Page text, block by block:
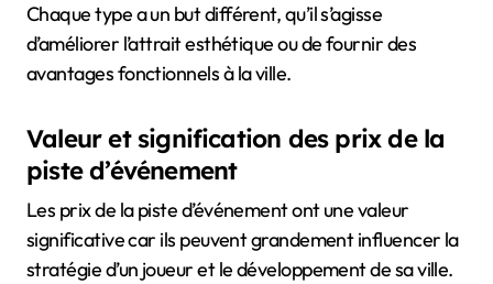
Chaque type a un but différent, qu’il s’agisse
d’améliorer l’attrait esthétique ou de fournir des
avantages fonctionnels à la ville.
Valeur et signification des prix de la
piste d’événement
Les prix de la piste d’événement ont une valeur
significative car ils peuvent grandement influencer la
stratégie d’un joueur et le développement de sa ville.